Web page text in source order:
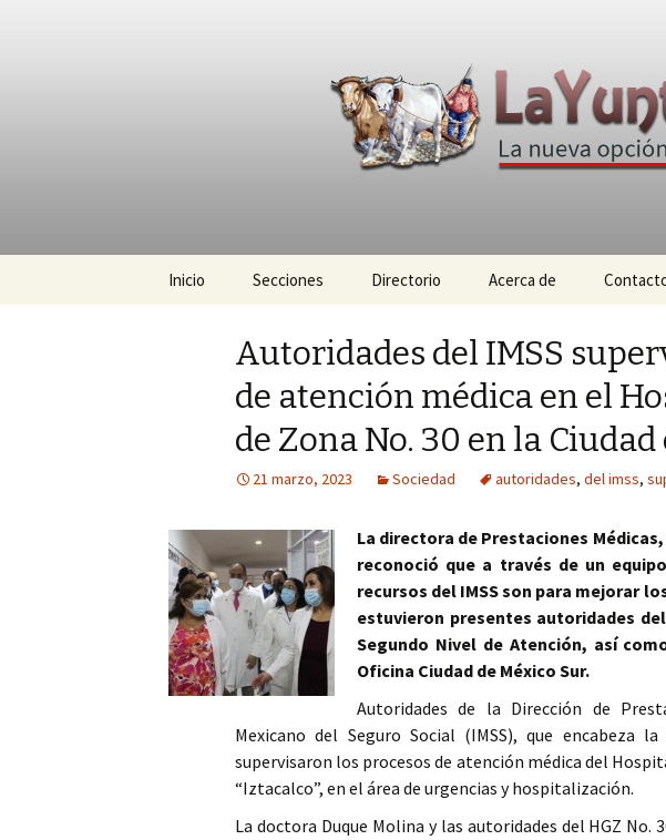
La Yunta de
Inicio Secciones
Sociedad
Deportes
Columna
Opinión
Directorio Acerca de
Autoridades del IMSS
de atención médica en el
de Zona No. 30 en la Ciudad
21 marzo, 2023 Sociedad autoridades, del imss,
La directora de Prestaciones
reconoció que a través de un
recursos del IMSS son para mejorar
estuvieron presentes autoridades
Segundo Nivel de Atención, así
Oficina Ciudad de México Sur.
Autoridades de la Dirección de
Mexicano del Seguro Social (IMSS), que encabeza
supervisaron los procesos de atención médica del
“Iztacalco”, en el área de urgencias y hospitalización.
La doctora Duque Molina y las autoridades del HGZ No.